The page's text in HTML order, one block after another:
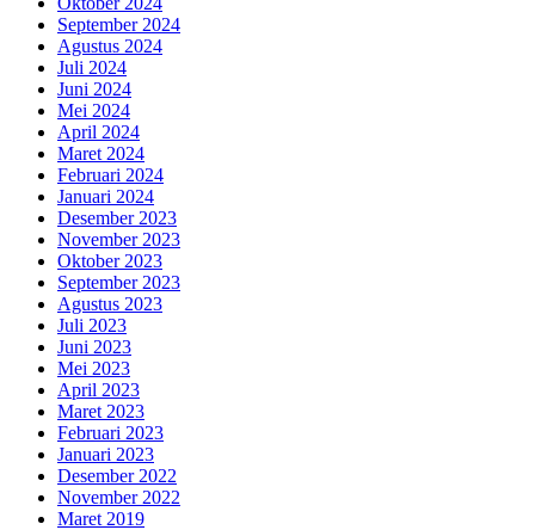
September 2024
Agustus 2024
Juli 2024
Juni 2024
Mei 2024
April 2024
Maret 2024
Februari 2024
Januari 2024
Desember 2023
November 2023
Oktober 2023
September 2023
Agustus 2023
Juli 2023
Juni 2023
Mei 2023
April 2023
Maret 2023
Februari 2023
Januari 2023
Desember 2022
November 2022
Maret 2019